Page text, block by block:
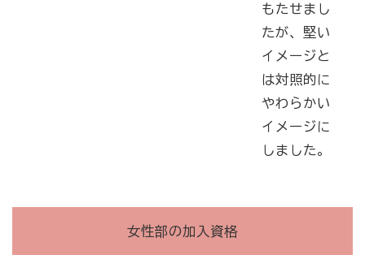
もたせまし
たが、堅い
イメージと
は対照的に
やわらかい
イメージに
しました。
女性部の加入資格
リテールマーケティング（販売士）検定試験
行きます・聞きます・提案します そして伴走します～